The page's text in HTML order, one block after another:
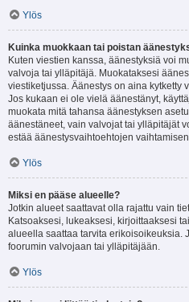
Ylös
Kuinka muokkaan tai poistan
Kuten viestien kanssa, äänestyksiä voi
valvoja tai ylläpitäjä. Muokataksesi
viestiketjussa. Äänestys on aina kytketty
Jos kukaan ei ole vielä äänestänyt,
muokata mitä tahansa äänestyksen
äänestäneet, vain valvojat tai ylläpitäjät
estää äänestysvaihtoehtojen
Ylös
Miksi en pääse alueelle?
Jotkin alueet saattavat olla rajattu vain
Katsoaksesi, lukeaksesi, kirjoittaaksesi
alueella saattaa tarvita erikoisoikeuksia.
foorumin valvojaan tai ylläpitäjään.
Ylös